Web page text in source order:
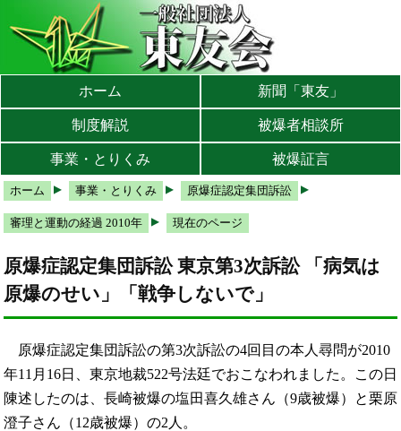
メインメニューへ
サブメニューへ
現在地ナビ（パンくずリスト）へ
ホーム 新聞「東友」
制度解説 被爆者相談所
事業・とりくみ 被爆証言
ホーム 事業・とりくみ 原爆症認定集団訴訟
審理と運動の経過 2010年 現在のページ
原爆症認定集団訴訟 東京第3次訴訟 「病気は
原爆のせい」「戦争しないで」
原爆症認定集団訴訟の第3次訴訟の4回目の本人尋問が2010
年11月16日、東京地裁522号法廷でおこなわれました。この日
陳述したのは、長崎被爆の塩田喜久雄さん（9歳被爆）と栗原
澄子さん（12歳被爆）の2人。